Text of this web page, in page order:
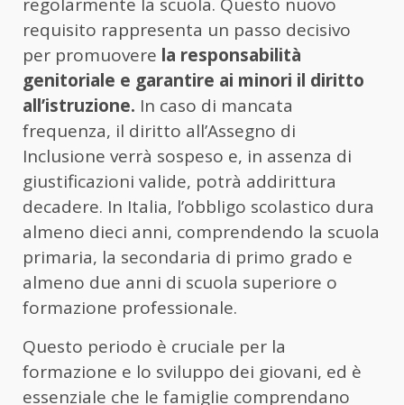
regolarmente la scuola. Questo nuovo
requisito rappresenta un passo decisivo
per promuovere la responsabilità
genitoriale e garantire ai minori il diritto
all’istruzione. In caso di mancata
frequenza, il diritto all’Assegno di
Inclusione verrà sospeso e, in assenza di
giustificazioni valide, potrà addirittura
decadere. In Italia, l’obbligo scolastico dura
almeno dieci anni, comprendendo la scuola
primaria, la secondaria di primo grado e
almeno due anni di scuola superiore o
formazione professionale.
Questo periodo è cruciale per la
formazione e lo sviluppo dei giovani, ed è
essenziale che le famiglie comprendano